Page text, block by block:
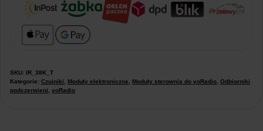
SKU: IR_38K_T
Kategorie: Czujniki Moduły elektroniczne Moduły sterownia do yoRadio Odbiorniki
podczerwieni
yoRadio